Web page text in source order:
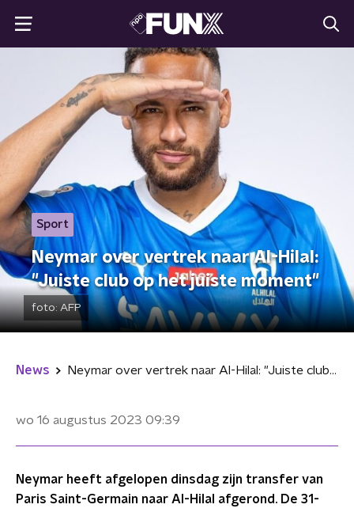
Sport
Neymar over vertrek naar Al-Hilal:
"Juiste club op het juiste moment"
foto: AFP
News Neymar over vertrek naar Al-Hilal: "Juiste club op het juiste moment"
wo 16 augustus 2023 09:39
Neymar heeft afgelopen dinsdag zijn transfer van
Paris Saint-Germain naar Al-Hilal afgerond. De 31-